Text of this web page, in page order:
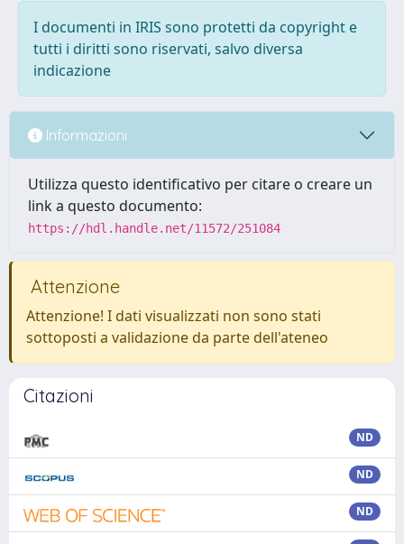
I documenti in IRIS sono protetti da copyright e
tutti i diritti sono riservati, salvo diversa
indicazione
Informazioni
Utilizza questo identificativo per citare o creare un
link a questo documento:
https://hdl.handle.net/11572/251084
Attenzione
Attenzione! I dati visualizzati non sono stati
sottoposti a validazione da parte dell'ateneo
Citazioni
ND
ND
ND